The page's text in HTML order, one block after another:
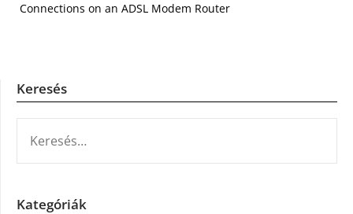
Connections on an ADSL Modem Router
Keresés
Kategóriák